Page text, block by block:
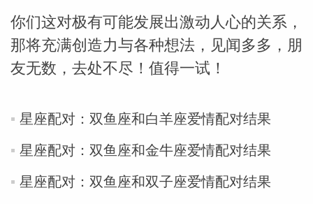
miller
你们这对极有可能发展出激动人心的关系，
那将充满创造力与各种想法，见闻多多，朋
友无数，去处不尽！值得一试！
星座配对：双鱼座和白羊座爱情配对结果
星座配对：双鱼座和金牛座爱情配对结果
星座配对：双鱼座和双子座爱情配对结果